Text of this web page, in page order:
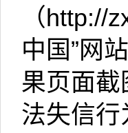
（ http://
中国”网
果页面截
法失信行